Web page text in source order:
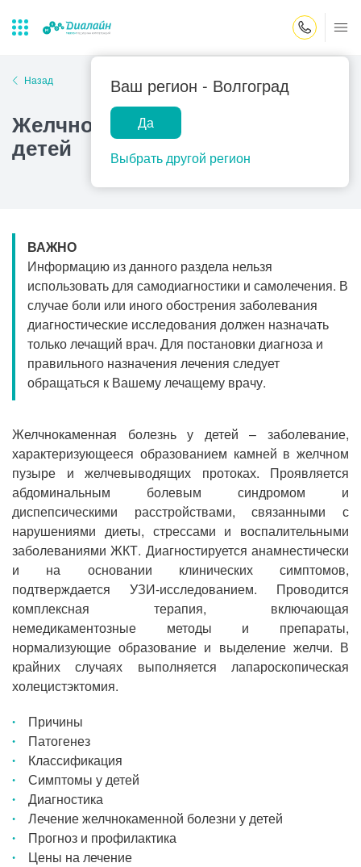
Ваш регион - Волгоград
Да
Выбрать другой регион
Лаборатории
Центр помощи
на дому
Закрыть поиск
Популярные запросы
Прием гинеколога
Прием гастроэнтеролога
Прием офтальмолога
Прием уролога
Прием хирурга
Прием кардиолога
Назад
Желчнокаменная болезнь у
детей
ВАЖНО
Информацию из данного раздела нельзя
использовать для самодиагностики и самолечения. В
случае боли или иного обострения заболевания
диагностические исследования должен назначать
только лечащий врач. Для постановки диагноза и
правильного назначения лечения следует
обращаться к Вашему лечащему врачу.
Желчнокаменная болезнь у детей – заболевание,
характеризующееся образованием камней в желчном
пузыре и желчевыводящих протоках. Проявляется
абдоминальным болевым синдромом и
диспепсическими расстройствами, связанными с
нарушениями диеты, стрессами и воспалительными
заболеваниями ЖКТ. Диагностируется анамнестически
и на основании клинических симптомов,
подтверждается УЗИ-исследованием. Проводится
комплексная терапия, включающая
немедикаментозные методы и препараты,
нормализующие образование и выделение желчи. В
крайних случаях выполняется лапароскопическая
холецистэктомия.
Причины
Патогенез
Классификация
Симптомы у детей
Диагностика
Лечение желчнокаменной болезни у детей
Прогноз и профилактика
Цены на лечение